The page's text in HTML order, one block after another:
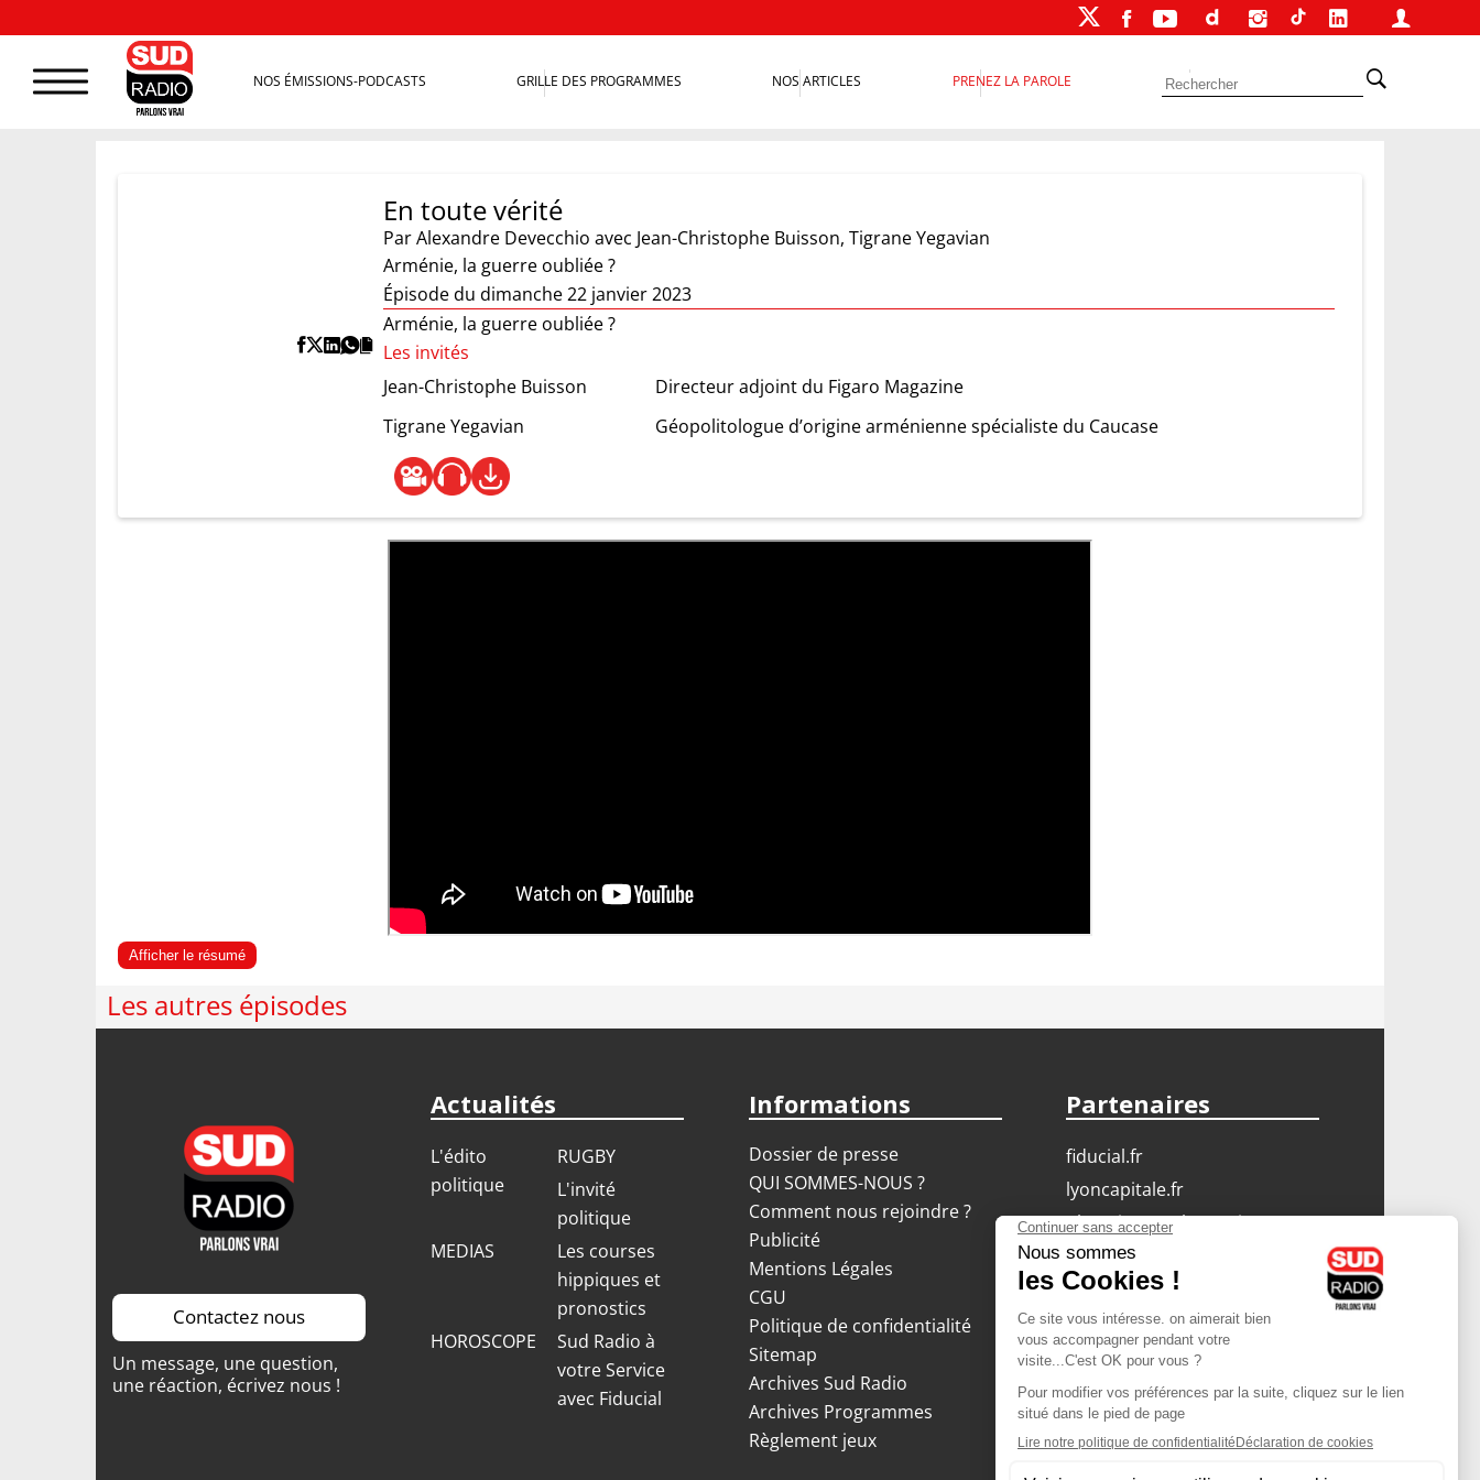
NOS ÉMISSIONS-PODCASTS GRILLE DES PROGRAMMES NOS ARTICLES PRENEZ LA PAROLE
En toute vérité
ParAlexandre Devecchio avec Jean-Christophe Buisson, Tigrane Yegavian
Arménie, la guerre oubliée ?
Épisode du dimanche 22 janvier 2023
Arménie, la guerre oubliée ?
Les invités
Jean-Christophe Buisson
Directeur adjoint du Figaro Magazine
Tigrane Yegavian
Géopolitologue d’origine arménienne spécialiste du Caucase
Afficher le résumé
Les autres épisodes
Contactez nous
Un message, une question,
une réaction, écrivez nous !
Actualités
L'édito
politique
RUGBY
L'invité
politique
MEDIAS
Les courses
hippiques et
pronostics
HOROSCOPE
Sud Radio à
votre Service
avec Fiducial
Informations
Dossier de presse
QUI SOMMES-NOUS ?
Comment nous rejoindre ?
Publicité
Mentions Légales
CGU
Politique de confidentialité
Sitemap
Archives Sud Radio
Archives Programmes
Règlement jeux
Partenaires
fiducial.fr
lyoncapitale.fr
olympique-et-lyonnais.com
L'application Iphone
/ Android
Téléchargez l'application